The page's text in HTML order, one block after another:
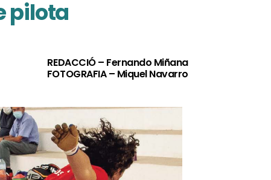
pilota
REDACCIÓ – Fernando Miñana
FOTOGRAFIA – Miquel Navarro